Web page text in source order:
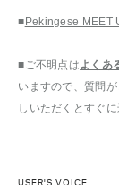
■Pekingese MEET
■ご不明点はよくあ
いますので、質問
しいただくとすぐに
USER'S VOICE